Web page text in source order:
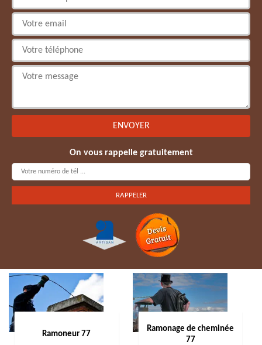
On vous rappelle gratuitement
Ramoneur 77
Ramonage de cheminée
77